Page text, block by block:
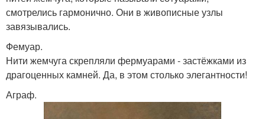
смотрелись гармонично. Они в живописные узлы
завязывались.
Фемуар.
Нити жемчуга скрепляли фермуарами - застёжками из
драгоценных камней. Да, в этом столько элегантности!
Аграф.